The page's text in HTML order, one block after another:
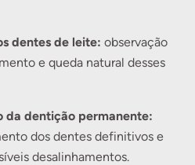
dentes de leite: observação
e queda natural desses
da dentição permanente:
dos dentes definitivos e
desalinhamentos.